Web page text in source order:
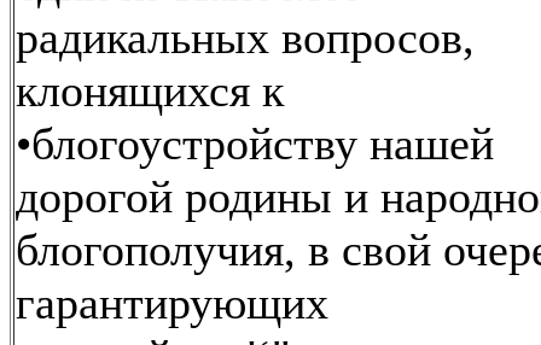
радикальных вопросов,
клонящихся к
•блогоустройству нашей
дорогой родины и
блогополучия, в свой
гарантирующих